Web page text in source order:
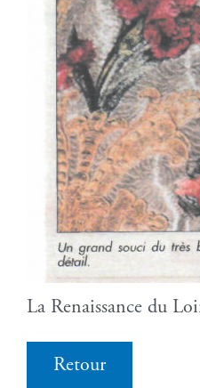
La Renaissance du
Retour